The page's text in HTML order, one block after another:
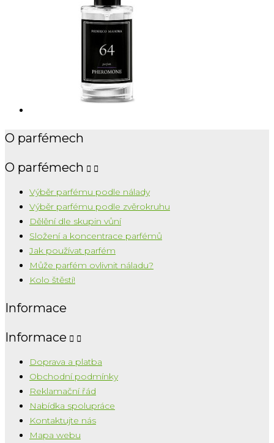
O parfémech
O parfémech  
Výběr parfému podle nálady
Výběr parfému podle zvěrokruhu
Dělění dle skupin vůní
Složení a koncentrace parfémů
Jak používat parfém
Může parfém ovlivnit náladu?
Kolo štěstí!
Informace
Informace  
Doprava a platba
Obchodní podmínky
Reklamační řád
Nabídka spolupráce
Kontaktujte nás
Mapa webu